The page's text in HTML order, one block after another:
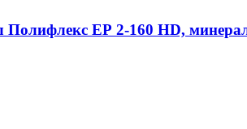
ЕР 2-160 HD,